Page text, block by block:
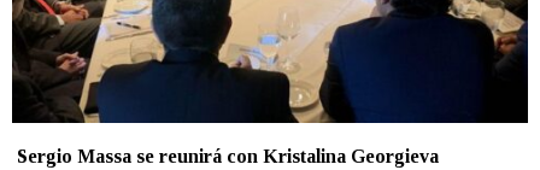
Sergio Massa se reunirá con Kristalina Georgieva